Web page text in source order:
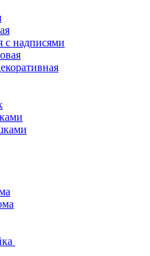
с надписями